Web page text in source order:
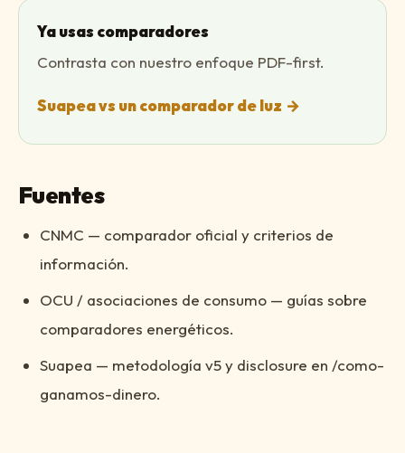
Ya usas comparadores
Contrasta con nuestro enfoque PDF-first.
Suapea vs un comparador de luz →
Fuentes
CNMC — comparador oficial y criterios de
información.
OCU / asociaciones de consumo — guías sobre
comparadores energéticos.
Suapea — metodología v5 y disclosure en /como-
ganamos-dinero.